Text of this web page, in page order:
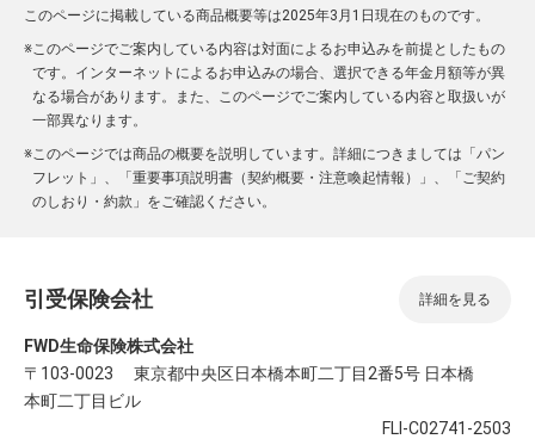
このページに掲載している商品概要等は2025年3月1日現在のものです。
※このページでご案内している内容は対面によるお申込みを前提としたもの
です。インターネットによるお申込みの場合、選択できる年金月額等が異
なる場合があります。また、このページでご案内している内容と取扱いが
一部異なります。
※このページでは商品の概要を説明しています。詳細につきましては「パン
フレット」、「重要事項説明書（契約概要・注意喚起情報）」、「ご契約
のしおり・約款」をご確認ください。
引受保険会社 詳細を見る
FWD生命保険株式会社
〒103-0023 東京都中央区日本橋本町二丁目2番5号 日本橋
本町二丁目ビル
FLI-C02741-2503